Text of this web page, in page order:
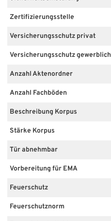
Zertifizierungsstelle
Versicherungsschutz privat
Versicherungsschutz gewerblich
Anzahl Aktenordner
Anzahl Fachböden
Beschreibung Korpus
Stärke Korpus
Tür abnehmbar
Vorbereitung für EMA
Feuerschutz
Feuerschutznorm